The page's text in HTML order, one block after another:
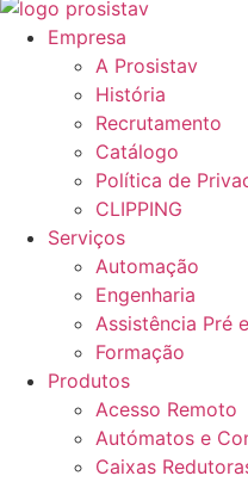
Empresa
A Prosistav
História
Recrutamento
Catálogo
Política de
CLIPPING
Serviços
Automação
Engenharia
Assistência Pré
Formação
Produtos
Acesso Remoto
Autómatos e
Caixas